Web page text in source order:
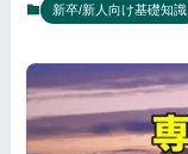
新卒/新人向け基礎知識